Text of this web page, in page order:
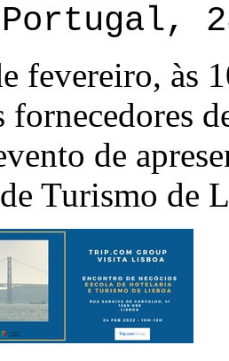
Portugal,
fevereiro, às
fornecedores
de
Turismo de